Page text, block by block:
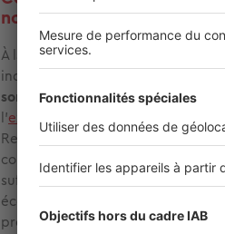
notamment, de Rennes ?
À la base, ce qui a véritablement
indéniablement l’arrivée du
sorte, la banlieue de Paris. Cette
l’explosion du télétravail
,
Rennes et de profiter d’une
continuant de travailler à Paris.
suffisante pour qu’un Parisien ne
économiquement et
proche se trouve à 84 km, Ndlr).